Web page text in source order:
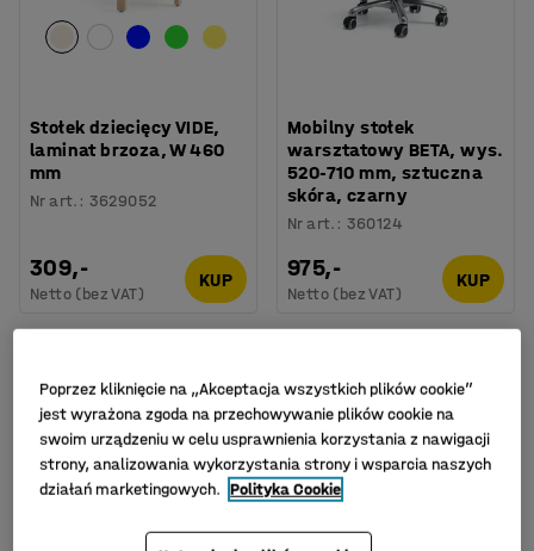
Stołek dziecięcy VIDE,
laminat brzoza, W 460
mm
Nr art. : 3629052
309,-
Netto (bez VAT)
KUP
Mobilny stołek
warsztatowy BETA, wys.
520-710 mm, sztuczna
skóra, czarny
Nr art. : 360124
975,-
Netto (bez VAT)
KUP
Poprzez kliknięcie na „Akceptacja wszystkich plików cookie”
jest wyrażona zgoda na przechowywanie plików cookie na
swoim urządzeniu w celu usprawnienia korzystania z nawigacji
strony, analizowania wykorzystania strony i wsparcia naszych
działań marketingowych. Polityka Cookie